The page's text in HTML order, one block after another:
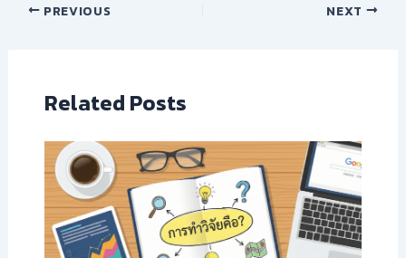
PREVIOUS NEXT
Related Posts